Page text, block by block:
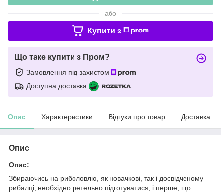
або
Купити з
Що таке купити з Пром?
Замовлення під захистом
Доступна доставка
Опис Характеристики Відгуки про товар Доставка
Опис
Опис:
Збираючись на риболовлю, як новачкові, так і досвідченому
рибалці, необхідно ретельно підготуватися, і перше, що